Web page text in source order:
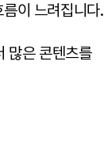
이 느려집니다.
많은 콘텐츠를